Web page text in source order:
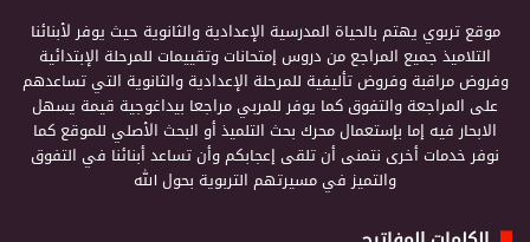
موقع تربوي يهتم بالحياة المدرسية الإعدادية والثانوية حيث يوفر لأبنائنا
التلاميذ جميع المراجع من دروس إمتحانات وتقييمات للمرحلة الإبتدائية
وفروض مراقبة وفروض تأليفية للمرحلة الإعدادية والثانوية التي تساعدهم
على المراجعة والتفوق كما يوفر للمربي مراجعا بيداغوجية قيمة يسهل
الابحار فيه إما بإستعمال محرك بحث التلميذ أو البحث الأصلي للموقع كما
نوفر خدمات أخرى نتمنى أن تلقى إعجابكم وأن تساعد أبنائنا في التفوق
والتميز في مسيرتهم التربوية بحول الله